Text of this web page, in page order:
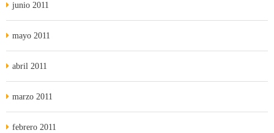
junio 2011
mayo 2011
abril 2011
marzo 2011
febrero 2011